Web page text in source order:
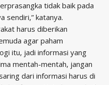
tidak baik pada
sendiri,” katanya.
harus diberikan
agar paham
itu, jadi informasi yang
mentah-mentah, jangan
dari informasi harus di